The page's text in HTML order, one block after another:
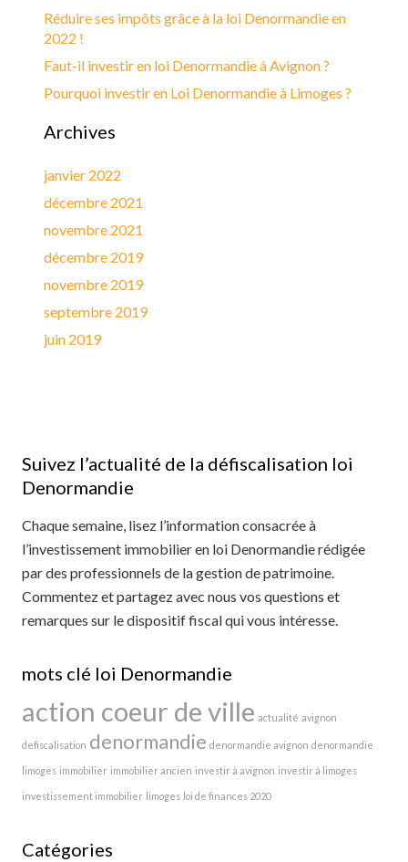
Réduire ses impôts grâce à la loi Denormandie en
2022 !
Faut-il investir en loi Denormandie à Avignon ?
Pourquoi investir en Loi Denormandie à Limoges ?
Archives
janvier 2022
décembre 2021
novembre 2021
décembre 2019
novembre 2019
septembre 2019
juin 2019
Suivez l’actualité de la défiscalisation loi
Denormandie
Chaque semaine, lisez l’information consacrée à
l’investissement immobilier en loi Denormandie rédigée
par des professionnels de la gestion de patrimoine.
Commentez et partagez avec nous vos questions et
remarques sur le dispositif fiscal qui vous intéresse.
mots clé loi Denormandie
action coeur de ville actualité avignon
defiscalisation denormandie denormandie avignon denormandie
limoges immobilier immobilier ancien investir à avignon investir à limoges
investissement immobilier limoges loi de finances 2020
Catégories